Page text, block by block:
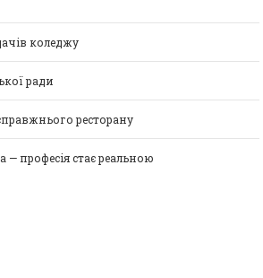
коледжу
ради
ресторану
професія стає реальною